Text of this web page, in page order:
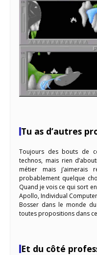
Tu as d’autres
Toujours des bouts de
technos, mais rien
métier mais j’aimerais
probablement quelque
Quand je vois ce qui sort
Apollo, Individual
Bosser dans le monde
toutes propositions dans
Et du côté